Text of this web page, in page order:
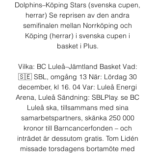
Dolphins–Köping Stars (svenska cupen,
herrar) Se reprisen av den andra
semifinalen mellan Norrköping och
Köping (herrar) i svenska cupen i
basket i Plus.
Vilka: BC Luleå–Jämtland Basket Vad:
🇸🇪 SBL, omgång 13 När: Lördag 30
december, kl 16. 04 Var: Luleå Energi
Arena, Luleå Sändning: SBLPlay. se BC
Luleå ska, tillsammans med sina
samarbetspartners, skänka 250 000
kronor till Barncancerfonden – och
inträdet är dessutom gratis. Tom Lidén
missade torsdagens bortamöte med